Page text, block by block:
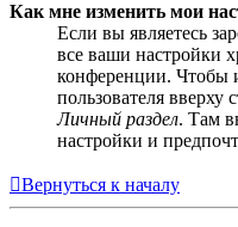
Как мне изменить мои
Если вы являетесь
все ваши настройки
конференции. Чтобы
пользователя
Личный раздел. Там
настройки и
Вернуться к началу